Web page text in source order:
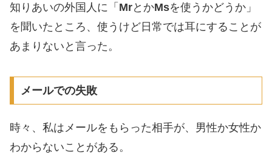
知りあいの外国人に「 MrとかMsを使うかどうか」
を聞いたところ、使うけど日常では耳にすることが
あまりないと言った。
メールでの失敗
時々、私はメールをもらった相手が、男性か女性か
わからないことがある。